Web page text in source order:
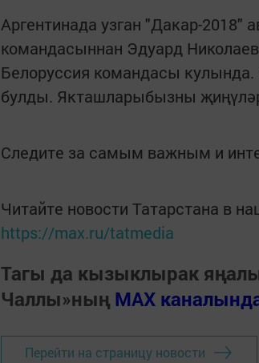
Аргентинада узган "Дакар-
командасыннан Эдуард
Белоруссия командасы
булды. Якташларыбызны
Следите за самым важным и
Читайте новости Татарстана в
https://max.ru/tatmedia
Тагы да кызыклырак
Чаллы»ның MAX
Перейти на страницу новости